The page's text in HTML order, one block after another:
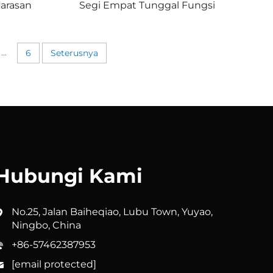
Segi Empat Tunggal Fungsi
Pecah Tahan Lama Sesuai
... 6 Seterusnya
Kami
No.25, Jalan Baiheqiao, Lubu Town, Yuyao,
Ningbo, China
+86-57462387953
[email protected]